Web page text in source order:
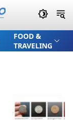
FOOD &
TRAVELING